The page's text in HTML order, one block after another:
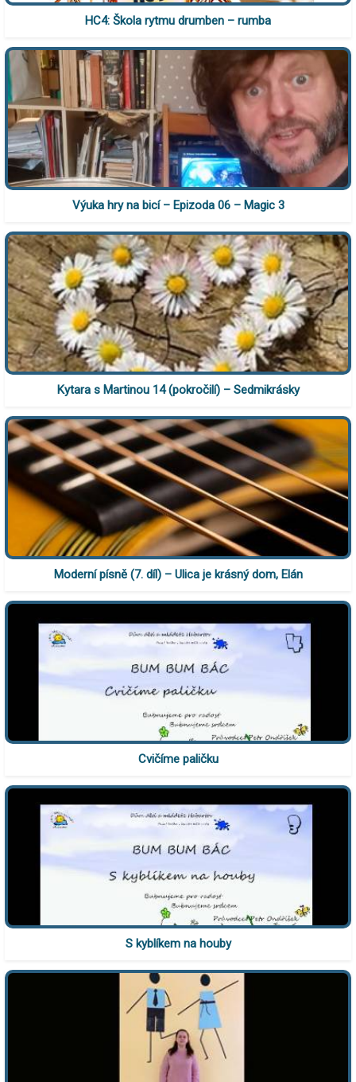
HC4: Škola rytmu drumben – rumba
Výuka hry na bicí – Epizoda 06 – Magic 3
Kytara s Martinou 14 (pokročilí) – Sedmikrásky
Moderní písně (7. díl) – Ulica je krásný dom, Elán
Cvičíme paličku
S kyblíkem na houby